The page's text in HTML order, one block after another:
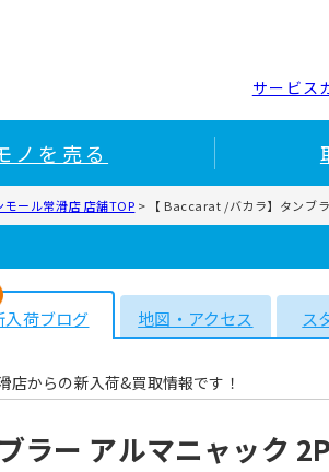
サービス
ノを売る
モール常滑店 店舗TOP > 【 Baccarat /バカラ】タンブ
入荷ブログ 地図・アクセス ス
店からの新入荷&買取情報です！
ラー アルマニャック